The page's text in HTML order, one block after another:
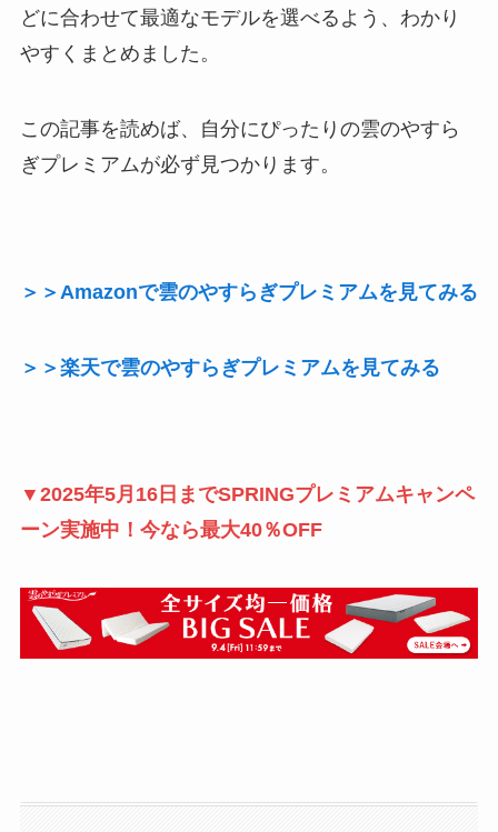
どに合わせて最適なモデルを選べるよう、わかり
やすくまとめました。
この記事を読めば、自分にぴったりの雲のやすら
ぎプレミアムが必ず見つかります。
＞＞Amazonで雲のやすらぎプレミアムを見てみる
＞＞楽天で雲のやすらぎプレミアムを見てみる
▼2025年5月16日までSPRINGプレミアムキャンペ
ーン実施中！今なら最大40％OFF